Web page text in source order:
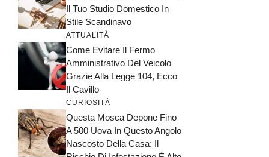
Il Tuo Studio Domestico In
Stile Scandinavo
ATTUALITÀ
Come Evitare Il Fermo
Amministrativo Del Veicolo
Grazie Alla Legge 104, Ecco
Il Cavillo
CURIOSITÀ
Questa Mosca Depone Fino
A 500 Uova In Questo Angolo
Nascosto Della Casa: Il